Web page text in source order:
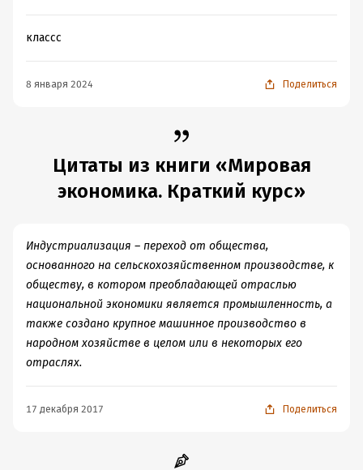
классс
8 января 2024 Поделиться
Цитаты из книги «Мировая
экономика. Краткий курс»
Индустриализация – переход от общества,
основанного на сельскохозяйственном производстве, к
обществу, в котором преобладающей отраслью
национальной экономики является промышленность, а
также создано крупное машинное производство в
народном хозяйстве в целом или в некоторых его
отраслях.
17 декабря 2017 Поделиться